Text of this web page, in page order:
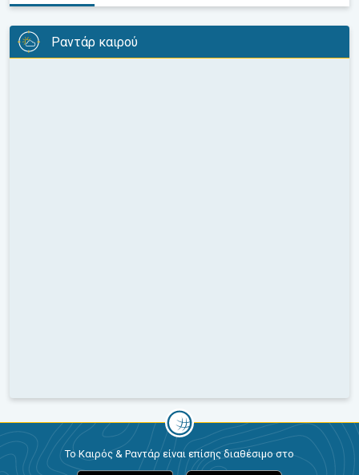
Ραντάρ καιρού
Το Καιρός & Ραντάρ είναι επίσης διαθέσιμο στο